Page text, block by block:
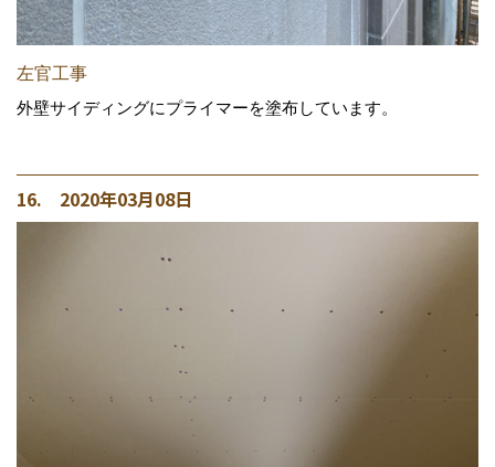
左官工事
外壁サイディングにプライマーを塗布しています。
16. 2020年03月08日